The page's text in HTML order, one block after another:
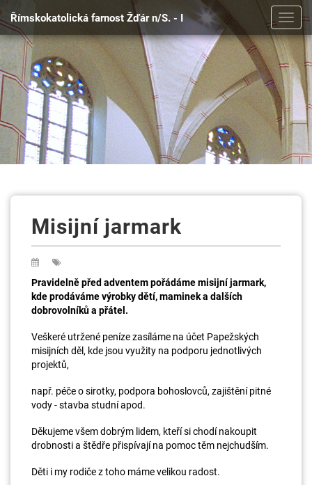
Římskokatolická farnost Žďár n/S. - I
Misijní jarmark
Pravidelně před adventem pořádáme misijní jarmark,
kde prodáváme výrobky dětí, maminek a dalších
dobrovolníků a přátel.
Veškeré utržené peníze zasíláme na účet Papežských
misijních děl, kde jsou využity na podporu jednotlivých
projektů,
např. péče o sirotky, podpora bohoslovců, zajištění pitné
vody - stavba studní apod.
Děkujeme všem dobrým lidem, kteří si chodí nakoupit
drobnosti a štědře přispívají na pomoc těm nejchudším.
Děti i my rodiče z toho máme velikou radost.